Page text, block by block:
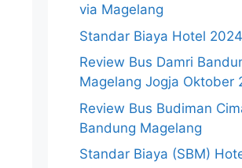
via Magelang
Standar Biaya Hotel 2024
Review Bus Damri
Magelang Jogja Oktober
Review Bus Budiman
Bandung Magelang
Standar Biaya (SBM)